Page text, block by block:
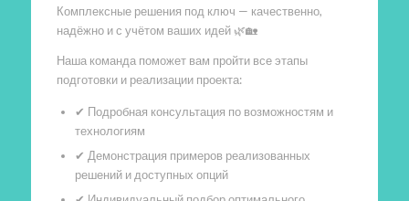
Комплексные решения под ключ — качественно,
надёжно и с учётом ваших идей 🌿🏡
Наша команда поможет вам пройти все этапы
подготовки и реализации проекта:
✔ Подробная консультация по возможностям и
технологиям
✔ Демонстрация примеров реализованных
решений и доступных опций